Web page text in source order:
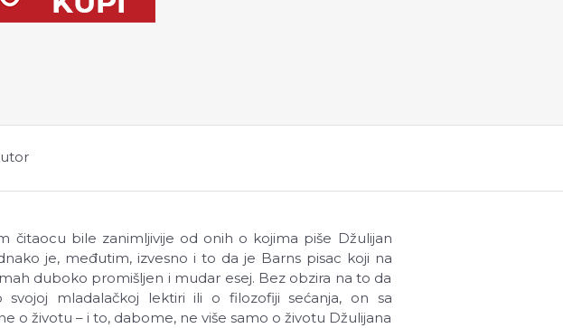
čitaocu bile zanimljivije od onih o kojima piše Džulijan
je, međutim, izvesno i to da je Barns pisac koji na
duboko promišljen i mudar esej. Bez obzira na to da
mladalačkoj lektiri ili o filozofiji sećanja, on sa
o životu – i to, dabome, ne više samo o životu Džulijana